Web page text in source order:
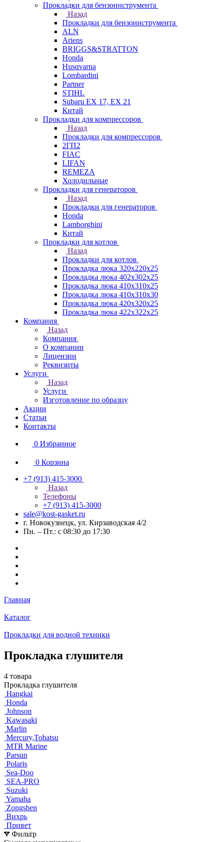
Прокладки для бензоинструмента
Назад
Прокладки для бензоинструмента
ALN
Ariens
BRIGGS&STRATTON
Honda
Husqvarna
Lombardini
Partner
STIHL
Subaru EX 17, EX 21
Китай
Прокладки для компрессоров
Назад
Прокладки для компрессоров
2ГП2
FIAC
LIFAN
REMEZA
Холодильные
Прокладки для генераторов
Назад
Прокладки для генераторов
Honda
Lamborghini
Китай
Прокладки для котлов
Назад
Прокладки для котлов
Прокладка люка 320x220x25
Прокладка люка 402x302x25
Прокладка люка 410x310x25
Прокладка люка 410х310х30
Прокладка люка 420x320x25
Прокладка люка 422x322x25
Компания
Назад
Компания
О компании
Лицензии
Реквизиты
Услуги
Назад
Услуги
Изготовление по образцу
Акции
Статьи
Контакты
0 Избранное
0 Корзина
+7 (913) 415-3000
Назад
Телефоны
+7 (913) 415-3000
sale@kost-gasket.ru
г. Новокузнецк, ул. Кирзаводская 4/2
Пн. – Пт.: с 08:30 до 17:30
Главная
Каталог
Прокладки для водной техники
Прокладка глушителя
4 товара
Прокладка глушителя
Hangkai
Honda
Johnson
Kawasaki
Marlin
Mercury,Tohatsu
MTR Marine
Parsun
Polaris
Sea-Doo
SEA-PRO
Suzuki
Yamaha
Zongshen
Вихрь
Привет
Фильтр